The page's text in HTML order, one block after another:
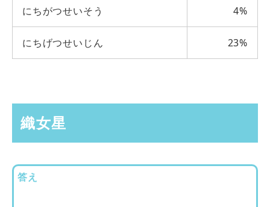
にちがつせいそう 4%
にちげつせいじん 23%
織女星
答え